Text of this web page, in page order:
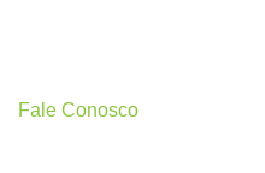
Fale Conosco